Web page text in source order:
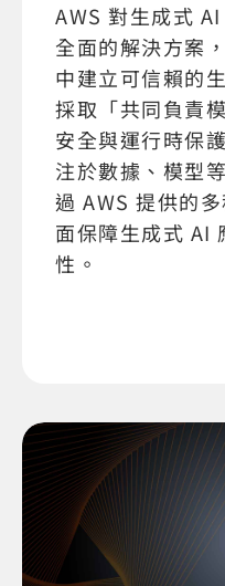
AWS 對生成式
全面的解決方案
中建立可信賴的
採取「共同負責
安全與運行時保
注於數據、模型
過 AWS 提供的
面保障生成式 AI
性。